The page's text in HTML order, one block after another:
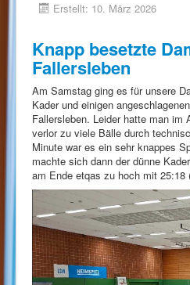
Erstellt: 10. März 2026
Knapp besetzte
Fallersleben
Am Samstag ging es für unsere
Kader und einigen
Fallersleben. Leider hatte man im
verlor zu viele Bälle durch
Minute war es ein sehr knappes
machte sich dann der dünne
am Ende etqas zu hoch mit 25:18